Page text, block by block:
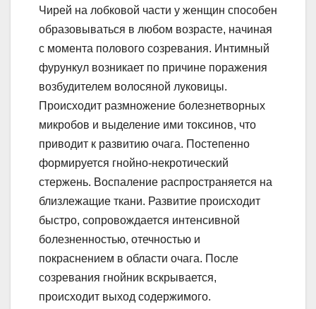
Чирей на лобковой части у женщин способен
образовываться в любом возрасте, начиная
с момента полового созревания. Интимный
фурункул возникает по причине поражения
возбудителем волосяной луковицы.
Происходит размножение болезнетворных
микробов и выделение ими токсинов, что
приводит к развитию очага. Постепенно
формируется гнойно-некротический
стержень. Воспаление распространяется на
близлежащие ткани. Развитие происходит
быстро, сопровождается интенсивной
болезненностью, отечностью и
покраснением в области очага. После
созревания гнойник вскрывается,
происходит выход содержимого.